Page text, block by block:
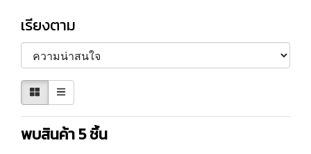
เรียงตาม
พบสินค้า 5 ชิ้น